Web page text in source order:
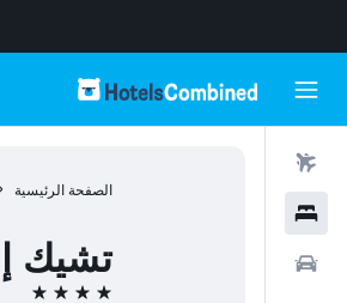
الصفحة الرئيسية
تشيك
4 نجوم